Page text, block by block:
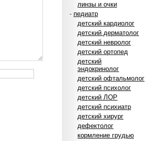
линзы и очки
- педиатр
детский кардиолог
детский дерматолог
детский невролог
детский ортопед
детский
эндокринолог
детский офтальмолог
детский психолог
детский ЛОР
детский психиатр
детский хирург
дефектолог
кормление грудью